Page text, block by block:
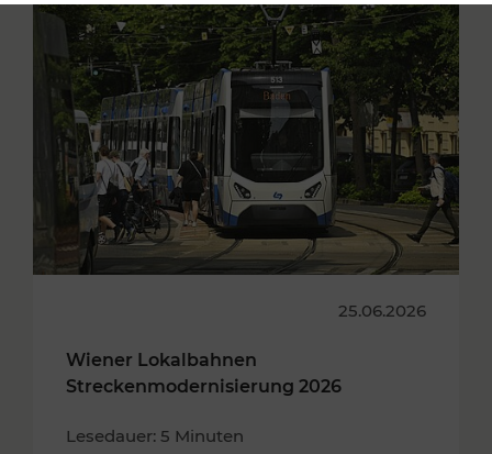
25.06.2026
Wiener Lokalbahnen
Streckenmodernisierung 2026
Lesedauer: 5 Minuten